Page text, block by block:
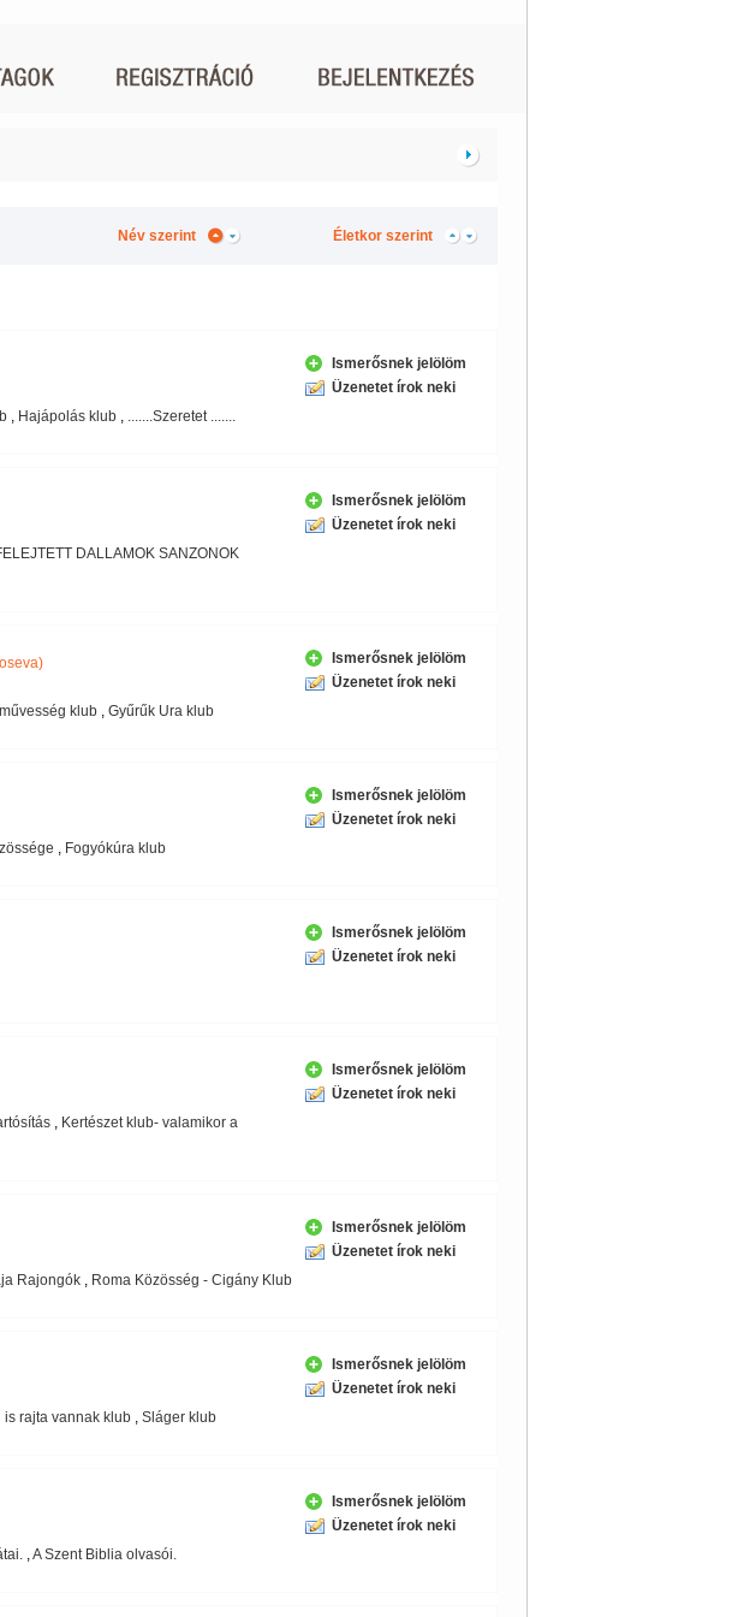
Név szerint Életkor szerint
, Hajápolás klub, .......Szeretet .......
Ismerősnek jelölöm
Üzenetet írok neki
DALLAMOK SANZONOK
Ismerősnek jelölöm
Üzenetet írok neki
klub, Gyűrűk Ura klub
Ismerősnek jelölöm
Üzenetet írok neki
, Fogyókúra klub
Ismerősnek jelölöm
Üzenetet írok neki
Ismerősnek jelölöm
Üzenetet írok neki
, Kertészet klub- valamikor a
Ismerősnek jelölöm
Üzenetet írok neki
Rajongók, Roma Közösség - Cigány Klub
Ismerősnek jelölöm
Üzenetet írok neki
rajta vannak klub, Sláger klub
Ismerősnek jelölöm
Üzenetet írok neki
,A Szent Biblia olvasói.
Ismerősnek jelölöm
Üzenetet írok neki